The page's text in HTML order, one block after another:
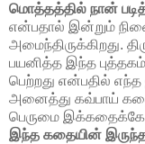
மொத்தத்தில் நான்
என்பதால் இன்றும்
அமைந்திருக்கிறது.
பயனித்த இந்த
பெற்றது என்பதில்
அனைத்து கவ்பாய்
பெருமை இக்கதைக்கே
இந்த கதையின்